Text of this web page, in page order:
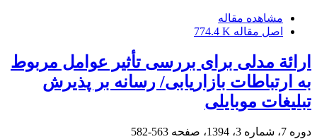
مشاهده مقاله
اصل مقاله 774.4 K
ارائة مدلی برای بررسی تأثیر عوامل مربوط
به ارتباطات بازاریابی/ رسانه بر پذیرش
تبلیغات موبایلی
دوره 7، شماره 3، 1394، صفحه 563-582